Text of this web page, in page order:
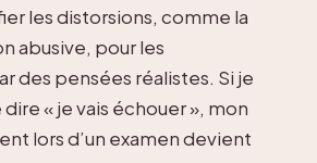
les distorsions, comme la
abusive, pour les
des pensées réalistes. Si je
« je vais échouer », mon
lors d’un examen devient